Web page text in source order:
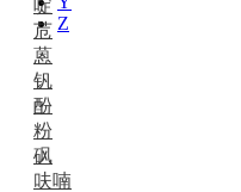
Z
啶
苊
蒽
钒
酚
粉
砜
呋喃